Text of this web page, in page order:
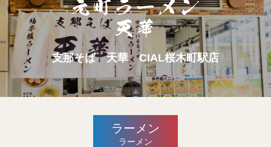
支那そば 天華 CIAL桜木町駅店
ラーメン
ラーメン